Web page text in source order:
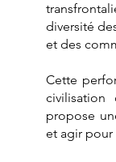
diversité
et des
Cette
propose
et agir